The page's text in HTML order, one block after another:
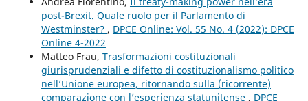
post-Brexit. Quale ruolo per il Parlamento di
Westminster? , DPCE Online: Vol. 55 No. 4 (2022): DPCE
Online 4-2022
Matteo Frau, Trasformazioni costituzionali
giurisprudenziali e difetto di costituzionalismo politico
nell’Unione europea, ritornando sulla (ricorrente)
comparazione con l’esperienza statunitense , DPCE